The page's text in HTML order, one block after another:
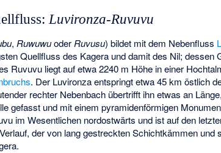
Luvironza-Ruvuvu
, Ruwuwuoder Ruvusu) bildet mit dem Nebenfluss
Quellfluss des Kagera und damit des Nil; dessen
Ruvuvu liegt auf etwa 2240 m Höhe in einer
. Der Luvironza entspringt etwa 45 km östlich
rechter Nebenbach übertrifft ihn etwas an
gefasst und mit einem pyramidenförmigen
im Wesentlichen nordostwärts und ist auf den
der von lang gestreckten Schichtkämmen